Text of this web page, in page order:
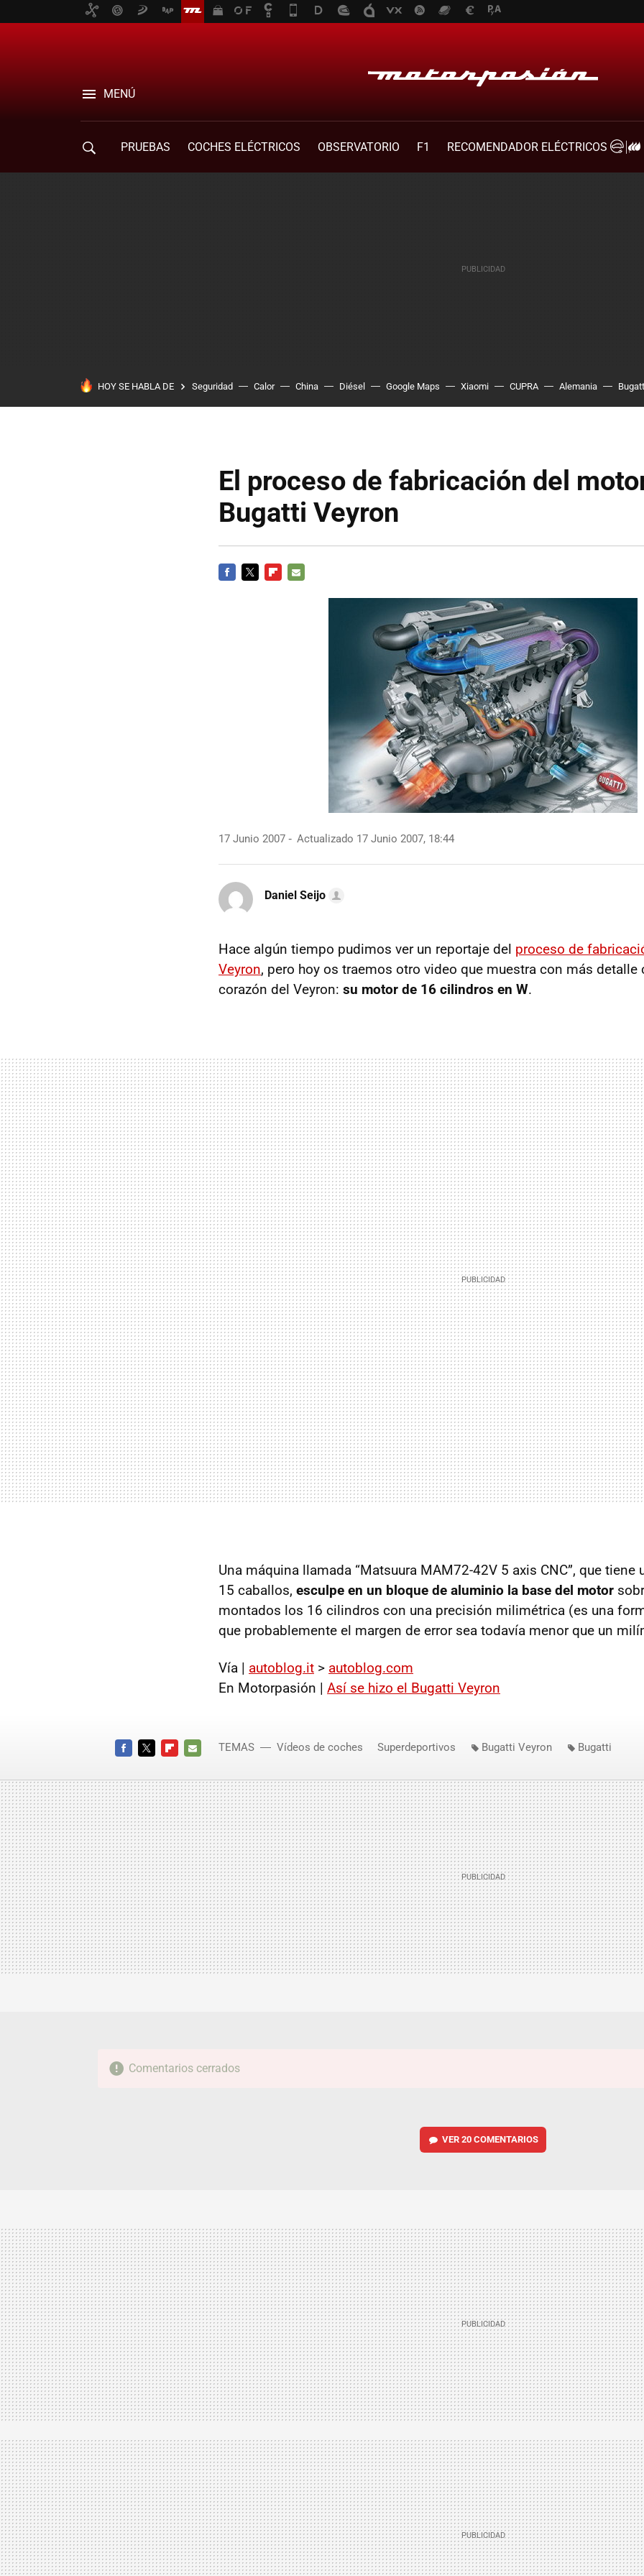
MENÚ
PRUEBAS COCHES ELÉCTRICOS OBSERVATORIO F1
RECOMENDADOR ELÉCTRICOS
HOY SE HABLA DE Seguridad Calor China Diésel Google Maps Xiaomi CUPRA Alemania
El proceso de fabricación del
Bugatti Veyron
17 Junio 2007 Actualizado 17 Junio 2007, 18:44
Daniel Seijo
Hace algún tiempo pudimos ver un reportaje del proceso de
Veyron, pero hoy os traemos otro video que muestra con más detalle
corazón del Veyron: su motor de 16 cilindros en W.
Una máquina llamada “Matsuura MAM72-42V 5 axis CNC”, que tiene
15 caballos, esculpe en un bloque de aluminio la base del motor
montados los 16 cilindros con una precisión milimétrica (es una
que probablemente el margen de error sea todavía menor que un
Vía | autoblog.it > autoblog.com
En Motorpasión | Así se hizo el Bugatti Veyron
MAIL
TEMAS Vídeos de coches Superdeportivos Bugatti Veyron Bugatti
Comentarios cerrados
VER 20 COMENTARIOS